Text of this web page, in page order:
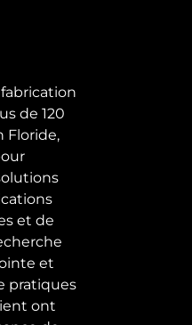
de 120
Floride,
et de
et
pratiques
ont